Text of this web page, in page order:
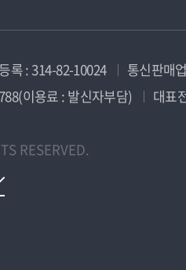
록 : 314-82-10024
통신판매
이용료 : 발신자부담)
대표
RESERVED.